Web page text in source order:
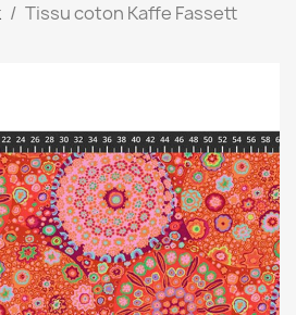
Tissu coton Kaffe Fassett